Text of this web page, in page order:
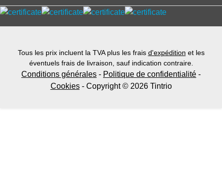
Tous les prix incluent la TVA plus les frais d'expédition et les
éventuels frais de livraison, sauf indication contraire.
Conditions générales - Politique de confidentialité -
Cookies- Copyright © 2026 Tintrio